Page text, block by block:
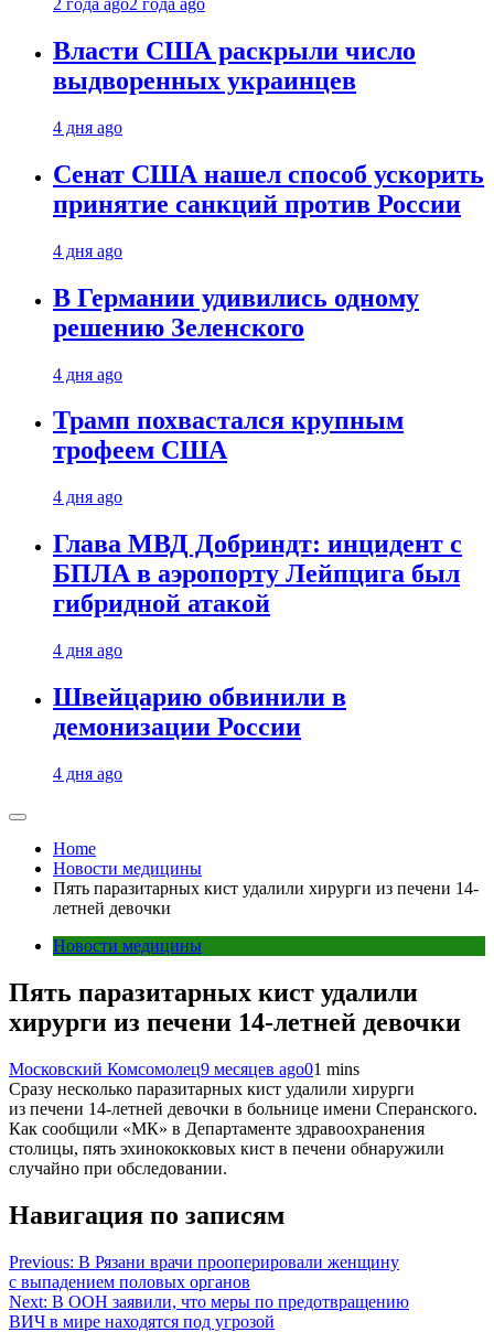
2 года ago2 года ago
Власти США раскрыли число
выдворенных украинцев
4 дня ago
Сенат США нашел способ ускорить
принятие санкций против России
4 дня ago
В Германии удивились одному
решению Зеленского
4 дня ago
Трамп похвастался крупным
трофеем США
4 дня ago
Глава МВД Добриндт: инцидент с
БПЛА в аэропорту Лейпцига был
гибридной атакой
4 дня ago
Швейцарию обвинили в
демонизации России
4 дня ago
Home
Новости медицины
Пять паразитарных кист удалили хирурги из печени 14-
летней девочки
Новости медицины
Пять паразитарных кист удалили
хирурги из печени 14-летней девочки
Московский Комсомолец9 месяцев ago01 mins
Сразу несколько паразитарных кист удалили хирурги
из печени 14-летней девочки в больнице имени Сперанского.
Как сообщили «МК» в Департаменте здравоохранения
столицы, пять эхинококковых кист в печени обнаружили
случайно при обследовании.
Навигация по записям
Previous: В Рязани врачи прооперировали женщину
с выпадением половых органов
Next: В ООН заявили, что меры по предотвращению
ВИЧ в мире находятся под угрозой